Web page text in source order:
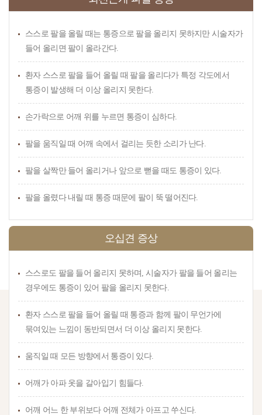
스스로 팔을 올릴 때는 통증으로 팔을 올리지 못하지만 시술자가
들어 올리면 팔이 올라간다.
환자 스스로 팔을 들어 올릴 때 팔을 올리다가 특정 각도에서
통증이 발생해 더 이상 올리지 못한다.
손가락으로 어깨 위를 누르면 통증이 심하다.
팔을 움직일 때 어깨 속에서 걸리는 듯한 소리가 난다.
팔을 살짝만 들어 올리거나 앞으로 뻗을 때도 통증이 있다.
팔을 올렸다 내릴 때 통증 때문에 팔이 뚝 떨어진다.
오십견 증상
스스로도 팔을 들어 올리지 못하며, 시술자가 팔을 들어 올리는
경우에도 통증이 있어 팔을 올리지 못한다.
환자 스스로 팔을 들어 올릴 때 통증과 함께 팔이 무언가에
묶여있는 느낌이 동반되면서 더 이상 올리지 못한다.
움직일 때 모든 방향에서 통증이 있다.
어깨가 아파 옷을 갈아입기 힘들다.
어깨 어느 한 부위보다 어깨 전체가 아프고 쑤신다.